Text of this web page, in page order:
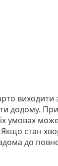
виходити
додому.
умовах
стан
до